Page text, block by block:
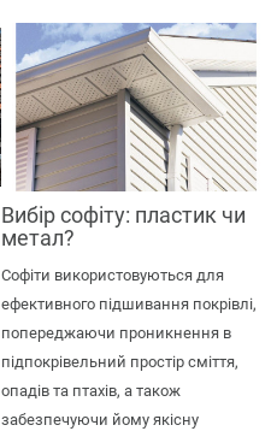
Вибір софіту: пластик чи
метал?
Софіти використовуються для
ефективного підшивання покрівлі,
попереджаючи проникнення в
підпокрівельний простір сміття,
опадів та птахів, а також
забезпечуючи йому якісну